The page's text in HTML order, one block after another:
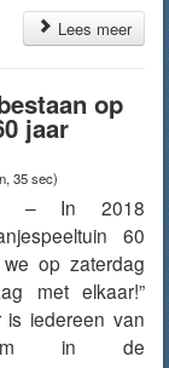
Lees meer
op
jaar
35 sec)
– In 2018
60
op zaterdag
met elkaar!”
is iedereen van
in de